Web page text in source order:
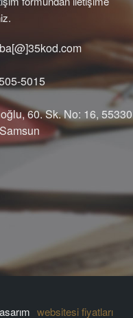
5015
60. Sk. No: 16, 55330
websitesi fiyatları